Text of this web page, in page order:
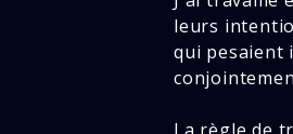
leurs
qui pesaient